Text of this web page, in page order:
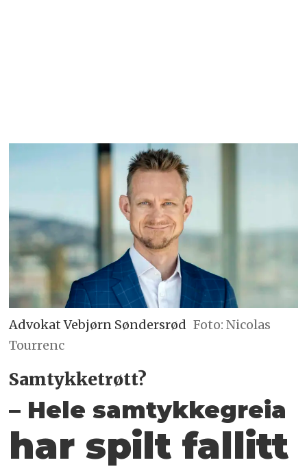
Advokat Vebjørn Søndersrød Foto: Nicolas
Tourrenc
Samtykketrøtt?
– Hele samtykkegreia
har spilt fallitt